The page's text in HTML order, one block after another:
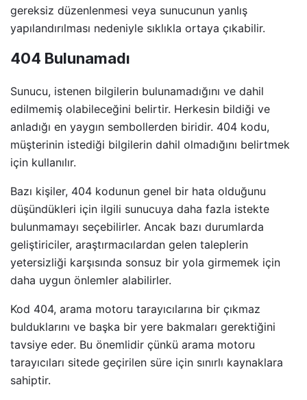
gereksiz düzenlenmesi veya sunucunun yanlış
yapılandırılması nedeniyle sıklıkla ortaya çıkabilir.
404 Bulunamadı
Sunucu, istenen bilgilerin bulunamadığını ve dahil
edilmemiş olabileceğini belirtir. Herkesin bildiği ve
anladığı en yaygın sembollerden biridir. 404 kodu,
müşterinin istediği bilgilerin dahil olmadığını belirtmek
için kullanılır.
Bazı kişiler, 404 kodunun genel bir hata olduğunu
düşündükleri için ilgili sunucuya daha fazla istekte
bulunmamayı seçebilirler. Ancak bazı durumlarda
geliştiriciler, araştırmacılardan gelen taleplerin
yetersizliği karşısında sonsuz bir yola girmemek için
daha uygun önlemler alabilirler.
Kod 404, arama motoru tarayıcılarına bir çıkmaz
bulduklarını ve başka bir yere bakmaları gerektiğini
tavsiye eder. Bu önemlidir çünkü arama motoru
tarayıcıları sitede geçirilen süre için sınırlı kaynaklara
sahiptir.